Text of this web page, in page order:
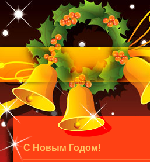
С Новым Годом!